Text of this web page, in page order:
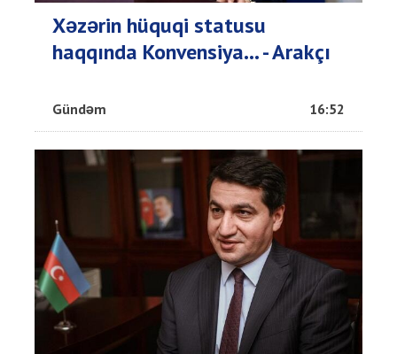
Xəzərin hüquqi statusu
haqqında Konvensiya... - Arakçı
Gündəm 16:52